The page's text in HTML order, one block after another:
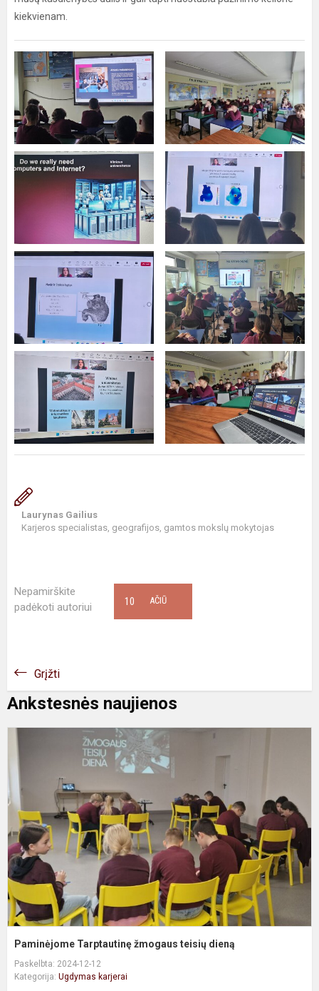
kiekvienam.
Laurynas Gailius
Karjeros specialistas, geografijos, gamtos mokslų mokytojas
Nepamirškite
padėkoti autoriui
AČIŪ
10
Grįžti
Ankstesnės naujienos
Paminėjome Tarptautinę žmogaus teisių dieną
Paskelbta: 2024-12-12
Kategorija: Ugdymas karjerai